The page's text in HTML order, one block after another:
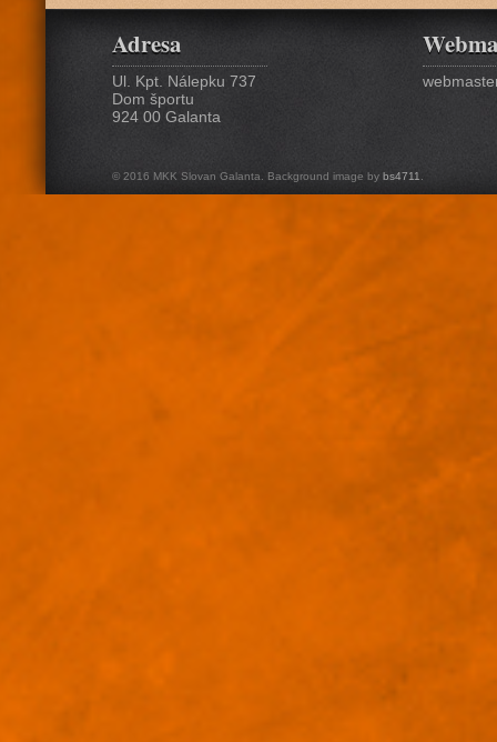
Adresa
Ul. Kpt. Nálepku 737
Dom športu
924 00 Galanta
© 2016 MKK Slovan Galanta. Background image by bs4711